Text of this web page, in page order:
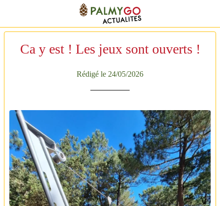
Ca y est ! Les jeux sont ouverts !
Rédigé le 24/05/2026